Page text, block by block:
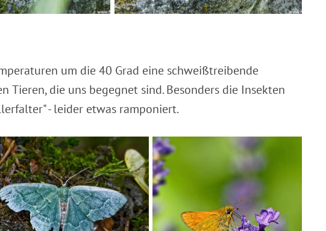
um die 40 Grad eine schweißtreibende
die uns begegnet sind. Besonders die Insekten
- leider etwas ramponiert.